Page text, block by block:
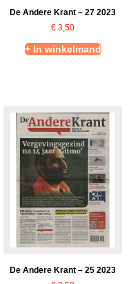
De Andere Krant – 27 2023
€ 3,50
+ In winkelmand
De Andere Krant – 25 2023